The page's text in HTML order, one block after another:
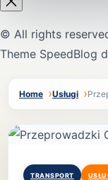
© All rights
Theme SpeedBlog
Home Usługi
Posted
TRANSPORT